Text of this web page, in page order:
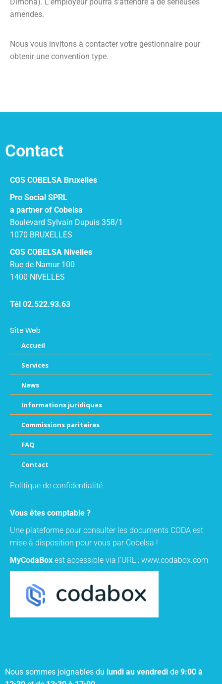
amendes.
Nous vous invitons à contacter votre gestionnaire pour
obtenir une convention type.
Contact
CGS COBELSA Bruxelles
Pro Social SPRL
a partner of Cobelsa
Boulevard Sylvain Dupuis 358/1
1070 BRUXELLES
CGS COBELSA Nivelles
Rue de Namur 100
1400 NIVELLES
Tél 02.522.93.63
Site Web
Accueil
Services
News
Informations juridiques
Commissions paritaires
FAQ
Contact
Politique de confidentialité
Vous êtes comptable ?
Une plateforme pour consulter les documents CODA est
mise à disposition pour vous par Cobelsa !
MyCodaBox est accessible via l’URL : www.codabox.com
Nous sommes joignables du lundi au vendredi de 9:00 à